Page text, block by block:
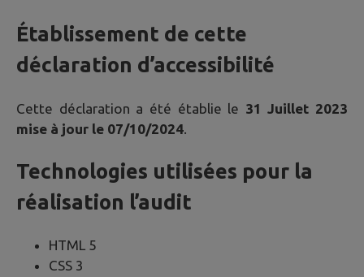
Établissement de cette
déclaration d’accessibilité
Cette déclaration a été établie le 31 Juillet 2023
mise à jour le 07/10/2024
Technologies utilisées pour la
réalisation l’audit
HTML 5
CSS 3